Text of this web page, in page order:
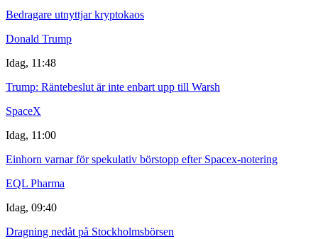
Bedragare utnyttjar kryptokaos
Donald Trump
Idag, 11:48
Trump: Räntebeslut är inte enbart upp till Warsh
SpaceX
Idag, 11:00
Einhorn varnar för spekulativ börstopp efter Spacex-notering
EQL Pharma
Idag, 09:40
Dragning nedåt på Stockholmsbörsen